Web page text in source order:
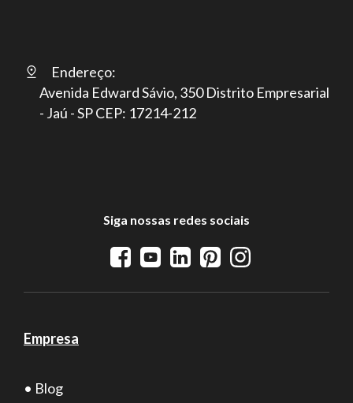
Endereço:
Avenida Edward Sávio, 350 Distrito Empresarial
- Jaú - SP CEP: 17214-212
Siga nossas redes sociais
Empresa
• Blog